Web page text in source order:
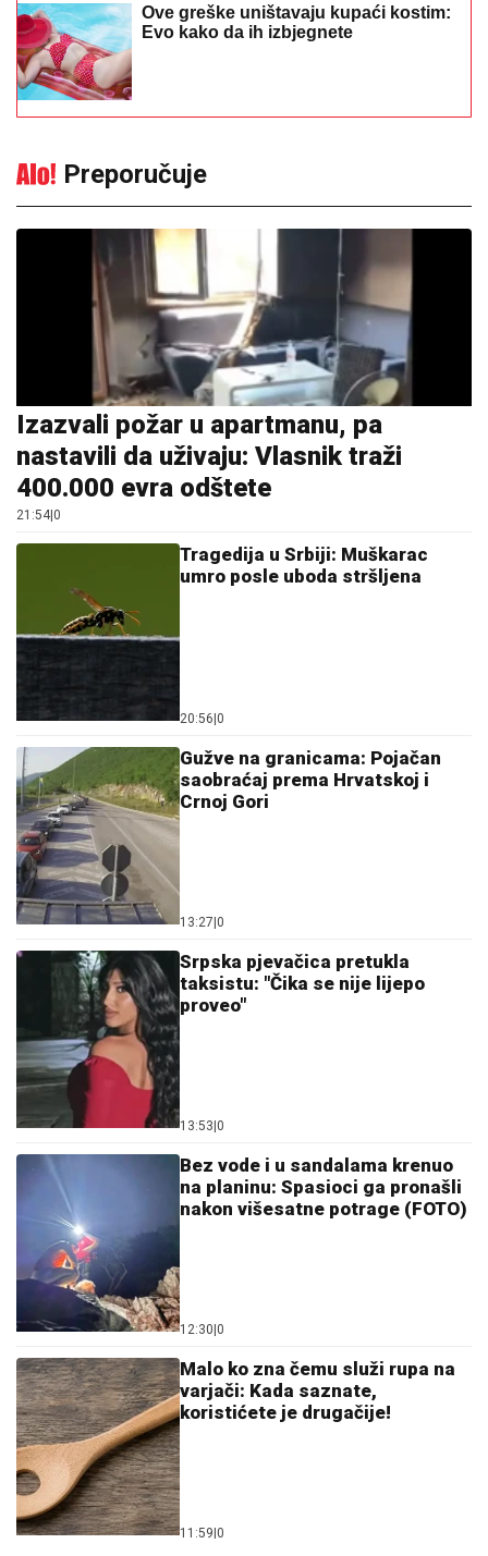
Ove greške uništavaju kupaći kostim:
Evo kako da ih izbjegnete
Preporučuje
Izazvali požar u apartmanu, pa
nastavili da uživaju: Vlasnik traži
400.000 evra odštete
21:54 0
Tragedija u Srbiji: Muškarac
umro posle uboda stršljena
20:56 0
Gužve na granicama: Pojačan
saobraćaj prema Hrvatskoj i
Crnoj Gori
13:27 0
Srpska pjevačica pretukla
taksistu: "Čika se nije lijepo
proveo"
13:53 0
Bez vode i u sandalama krenuo
na planinu: Spasioci ga pronašli
nakon višesatne potrage (FOTO)
12:30 0
Malo ko zna čemu služi rupa na
varjači: Kada saznate,
koristićete je drugačije!
11:59 0